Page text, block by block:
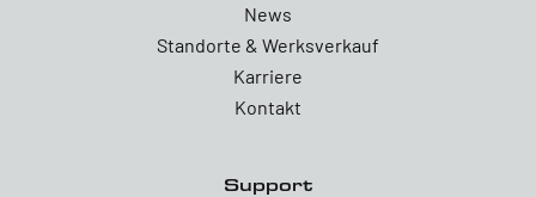
News
Standorte & Werksverkauf
Karriere
Kontakt
Support